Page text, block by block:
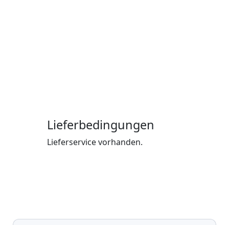
Lieferbedingungen
Lieferservice vorhanden.